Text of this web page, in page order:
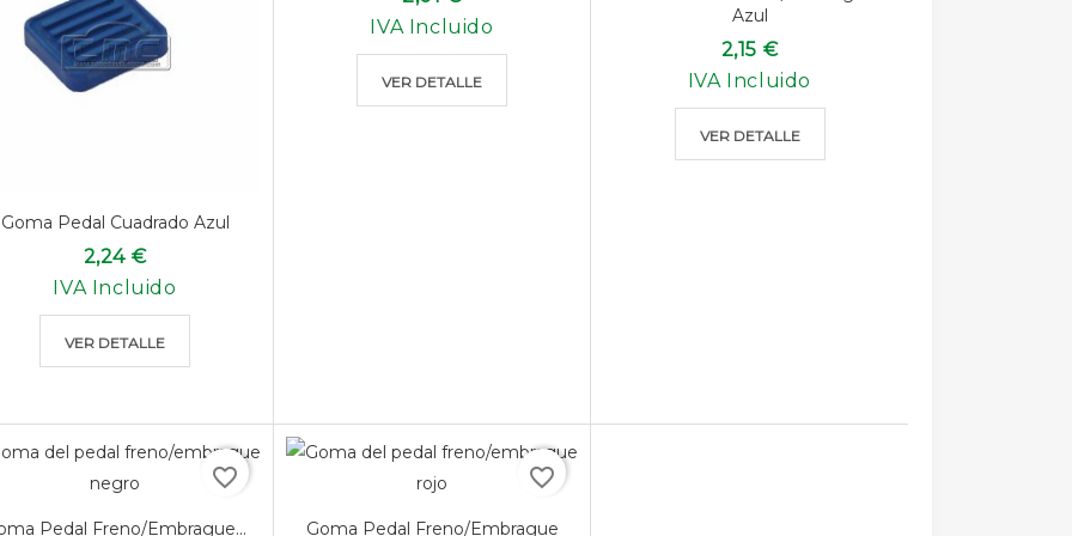
Goma Pedal Cuadrado Azul
2,24 €
IVA Incluido
VER DETALLE
IVA Incluido
VER DETALLE
Azul
2,15 €
IVA Incluido
VER DETALLE
Pedal Freno/embrague...
favorite_border
Goma Pedal Freno/embrague
favorite_border